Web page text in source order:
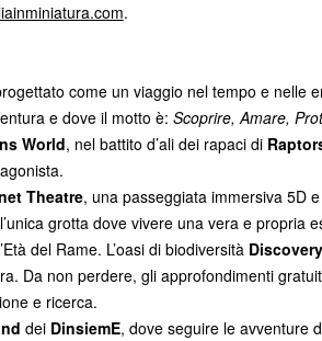
.
come un viaggio nel tempo e nelle
e dove il motto è: Scoprire, Amare,
World, nel battito d’ali dei rapaci di
Theatre, una passeggiata immersiva 5D
grotta dove vivere una vera e propria
del Rame. L’oasi di biodiversità
Da non perdere, gli approfondimenti
e ricerca.
dei DinsiemE, dove seguire le avventure